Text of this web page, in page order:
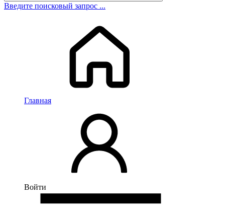
Введите поисковый запрос ...
Главная
Войти